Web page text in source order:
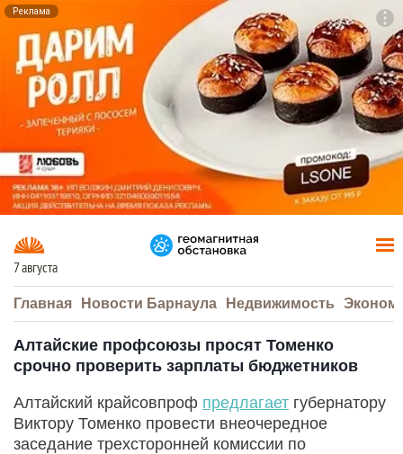
Реклама
7 августа
Главная Новости Барнаула Недвижимость
Алтайские профсоюзы просят Томенко
срочно проверить зарплаты бюджетников
Алтайский крайсовпроф предлагает губернатору
Виктору Томенко провести внеочередное
заседание трехсторонней комиссии по